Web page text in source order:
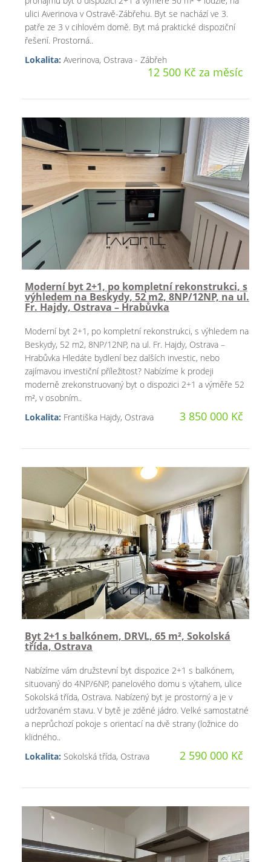
ulici Averinova v Ostravě-Zábřehu. Byt se nachází ve 3.
patře ze 3 v cihlovém domě. Byt má praktické dispoziční
řešení. Prostorná..
Lokalita: Averinova, Ostrava - Zábřeh
12 500 Kč za měsíc
Moderní byt 2+1, po kompletní rekonstrukci, s
výhledem na Beskydy, 52 m2, 8NP/12NP, na ul.
Fr. Hajdy, Ostrava – Hrabůvka
Moderní byt 2+1, po kompletní rekonstrukci, s výhledem na
Beskydy, 52 m2, 8NP/12NP, na ul. Fr. Hajdy, Ostrava –
Hrabůvka Hledáte bydlení bez dalších investic, nebo
zajímavou investiční příležitost? Nabízíme k prodeji
moderně zrekonstruovaný byt o dispozici 2+1 a výměře 52
m², v osobním..
Lokalita: Františka Hajdy, Ostrava 3 850 000 Kč
Byt 2+1 s balkónem, DRVL, 65 m², Sokolská
třída, Ostrava
Nabízíme vám družstevní byt dispozice 2+1 s balkónem,
situovaný do 4NP/6NP, panelového domu s výtahem, ulice
Sokolská třída, Ostrava. Nabízený byt je prostorný a je v
udržovaném stavu. V bytě je zděné jádro. Velké samostatné
a neprůchozí pokoje s orientací na dvě strany (ložnice do
klidného..
Lokalita: Sokolská třída, Ostrava 2 590 000 Kč